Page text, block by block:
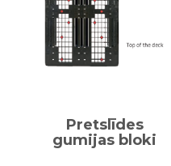
Pretslīdes
gumijas bloki